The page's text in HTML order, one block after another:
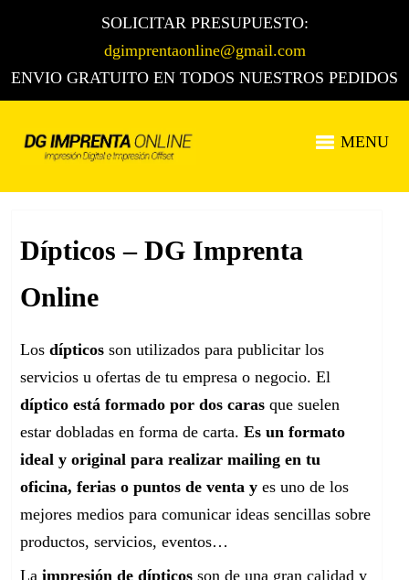
SOLICITAR PRESUPUESTO:
dgimprentaonline@gmail.com
ENVIO GRATUITO EN TODOS NUESTROS PEDIDOS
MENU
Dípticos – DG Imprenta
Online
Los dípticosson utilizados para publicitar los
servicios u ofertas de tu empresa o negocio. El
dípticoestá formado por dos carasque suelen
estar dobladas en forma de carta. Es un formato
ideal y original para realizar mailing en tu
oficina, ferias o puntos de venta y es uno de los
mejores medios para comunicar ideas sencillas sobre
productos, servicios, eventos…
La impresión de dípticos son de una gran calidad y